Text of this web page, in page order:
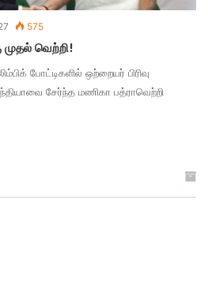
575
முதல் வெற்றி!
போட்டிகளில் ஒற்றையர் பிரிவு
சேர்ந்த மணிகா பத்ராவெற்றி